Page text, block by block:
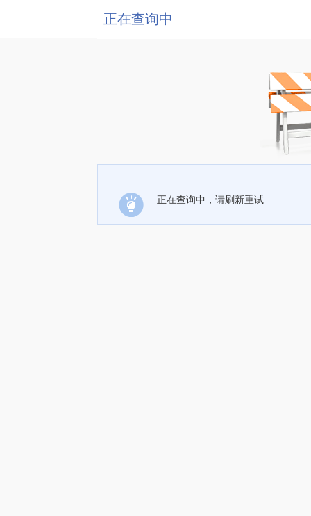
正在查询中
正在查询中，请刷新重试